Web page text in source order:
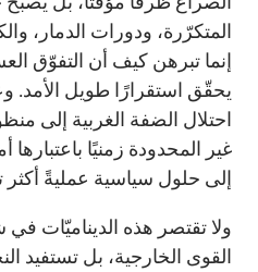
المتكرّرة، ودورات الدمار،
إنما تبرهن كيف أن التفوّق
يحقّق استقرارًا طويل الأمد.
احتلال الضفة الغربية إلى
غير المحدودة زمنيًا
إلى حلول سياسية عمليةً أكثر
ولا تقتصر هذه الديناميّات
القوى الخارجية، بل تستفيد